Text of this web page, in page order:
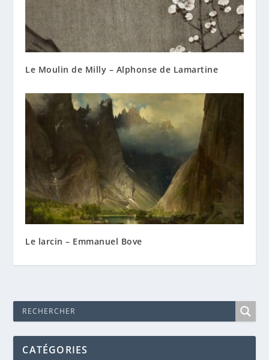
Le Moulin de Milly – Alphonse de Lamartine
Le larcin – Emmanuel Bove
CATÉGORIES